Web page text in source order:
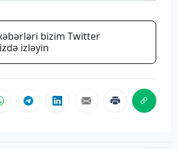
bizim Twitter
izləyin